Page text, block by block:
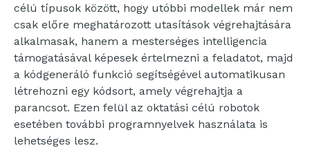
célú típusok között, hogy utóbbi modellek már nem
csak előre meghatározott utasítások végrehajtására
alkalmasak, hanem a mesterséges intelligencia
támogatásával képesek értelmezni a feladatot, majd
a kódgeneráló funkció segítségével automatikusan
létrehozni egy kódsort, amely végrehajtja a
parancsot. Ezen felül az oktatási célú robotok
esetében további programnyelvek használata is
lehetséges lesz.